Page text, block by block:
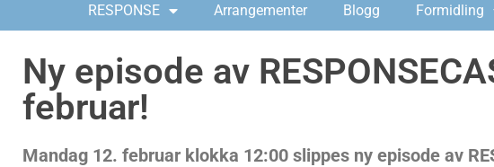
RESPONSE Arrangementer Blogg Formidling
Ny episode av
februar!
Mandag 12. februar klokka 12:00 slippes ny episode av